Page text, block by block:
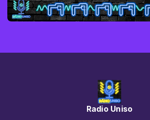
Radio Uniso